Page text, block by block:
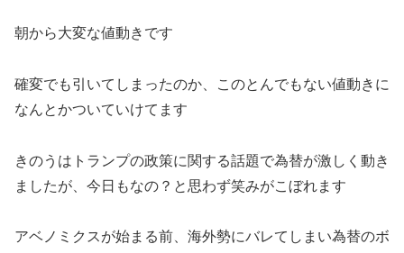
朝から大変な値動きです
確変でも引いてしまったのか、このとんでもない値動きに
なんとかついていけてます
きのうはトランプの政策に関する話題で為替が激しく動き
ましたが、今日もなの？と思わず笑みがこぼれます
アベノミクスが始まる前、海外勢にバレてしまい為替のボ